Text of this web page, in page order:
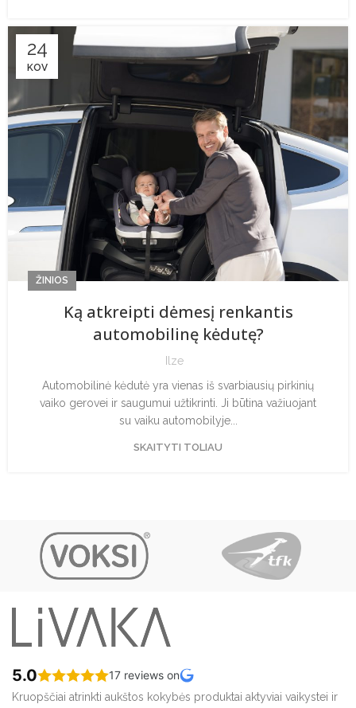
24
KOV
ŽINIOS
Ką atkreipti dėmesį renkantis
automobilinę kėdutę?
Ilze
Automobilinė kėdutė yra vienas iš svarbiausių pirkinių
vaiko gerovei ir saugumui užtikrinti. Ji būtina važiuojant
su vaiku automobilyje...
SKAITYTI TOLIAU
5.0 17 reviews on
Kruopščiai atrinkti aukštos kokybės produktai aktyviai vaikystei ir